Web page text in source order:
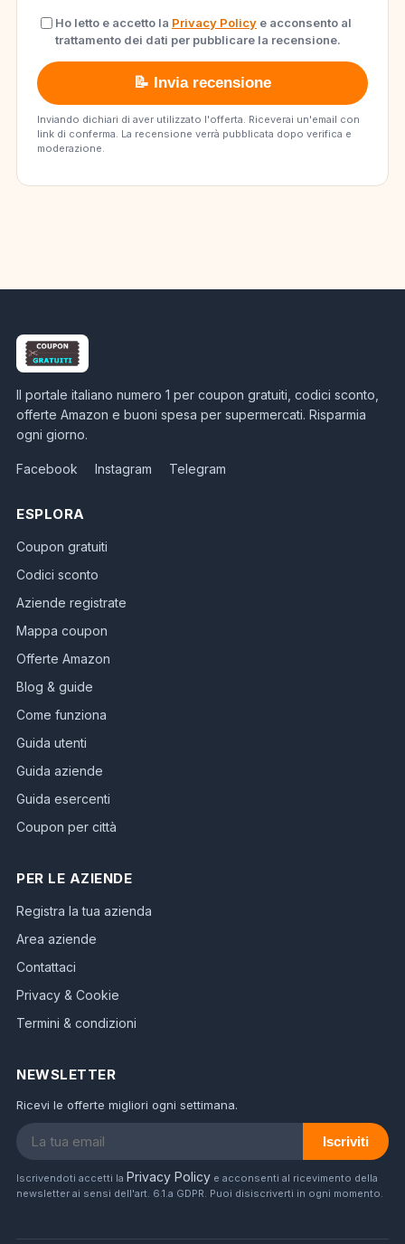
Ho letto e accetto la Privacy Policy e acconsento al
trattamento dei dati per pubblicare la recensione.
📝 Invia recensione
Inviando dichiari di aver utilizzato l'offerta. Riceverai un'email con
link di conferma. La recensione verrà pubblicata dopo verifica e
moderazione.
Il portale italiano numero 1 per coupon gratuiti, codici sconto,
offerte Amazon e buoni spesa per supermercati. Risparmia
ogni giorno.
Facebook Instagram Telegram
ESPLORA
Coupon gratuiti
Codici sconto
Aziende registrate
Mappa coupon
Offerte Amazon
Blog & guide
Come funziona
Guida utenti
Guida aziende
Guida esercenti
Coupon per città
PER LE AZIENDE
Registra la tua azienda
Area aziende
Contattaci
Privacy & Cookie
Termini & condizioni
NEWSLETTER
Ricevi le offerte migliori ogni settimana.
Iscriviti
Iscrivendoti accetti la Privacy Policy e acconsenti al ricevimento della
newsletter ai sensi dell'art. 6.1.a GDPR. Puoi disiscriverti in ogni momento.